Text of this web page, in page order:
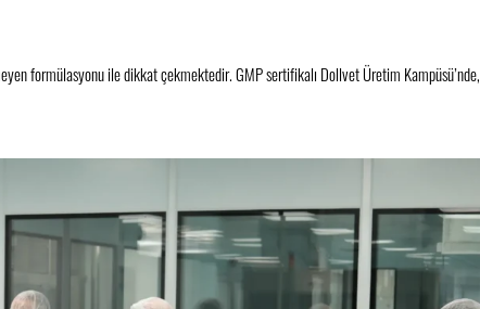
formülasyonu ile dikkat çekmektedir. GMP sertifikalı Dollvet Üretim Kampüsü’nde,